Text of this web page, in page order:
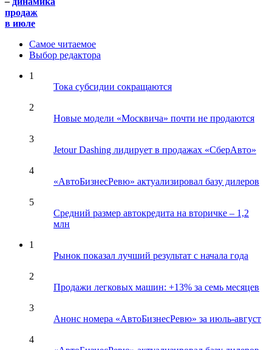
продаж
в июле
Самое читаемое
Выбор редактора
1
Тока субсидии сокращаются
2
Новые модели «Москвича» почти не продаются
3
Jetour Dashing лидирует в продажах «СберАвто»
4
«АвтоБизнесРевю» актуализировал базу дилеров
5
Средний размер автокредита на вторичке – 1,2
млн
1
Рынок показал лучший результат с начала года
2
Продажи легковых машин: +13% за семь месяцев
3
Анонс номера «АвтоБизнесРевю» за июль-август
4